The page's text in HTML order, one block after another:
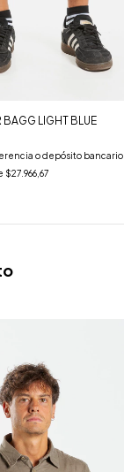
BAGG LIGHT BLUE
o depósito bancario
$27.966,67